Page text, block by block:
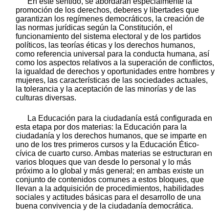
promoción de los derechos, deberes y libertades que
garantizan los regímenes democráticos, la creación de
las normas jurídicas según la Constitución, el
funcionamiento del sistema electoral y de los partidos
políticos, las teorías éticas y los derechos humanos,
como referencia universal para la conducta humana, así
como los aspectos relativos a la superación de conflictos,
la igualdad de derechos y oportunidades entre hombres y
mujeres, las características de las sociedades actuales,
la tolerancia y la aceptación de las minorías y de las
culturas diversas.
La Educación para la ciudadanía está configurada en
esta etapa por dos materias: la Educación para la
ciudadanía y los derechos humanos, que se imparte en
uno de los tres primeros cursos y la Educación Ético-
cívica de cuarto curso. Ambas materias se estructuran en
varios bloques que van desde lo personal y lo más
próximo a lo global y más general; en ambas existe un
conjunto de contenidos comunes a estos bloques, que
llevan a la adquisición de procedimientos, habilidades
sociales y actitudes básicas para el desarrollo de una
buena convivencia y de la ciudadanía democrática.